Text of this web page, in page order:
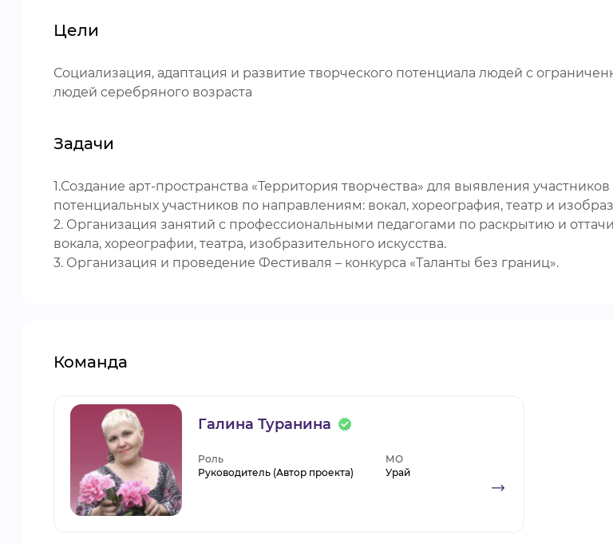
Цели
Социализация, адаптация и развитие творческого потенциала людей с
людей серебряного возраста
Задачи
1.Создание арт-пространства «Территория творчества» для выявления
потенциальных участников по направлениям: вокал, хореография, театр и
2. Организация занятий с профессиональными педагогами по раскрытию и
вокала, хореографии, театра, изобразительного искусства.
3. Организация и проведение Фестиваля – конкурса «Таланты без границ».
Команда
Галина Туранина
Роль
Руководитель (Автор проекта)
МО
Урай